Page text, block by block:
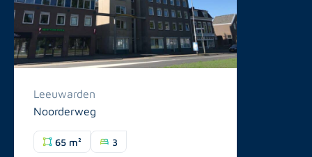
Leeuwarden
Noorderweg
65 m² 3